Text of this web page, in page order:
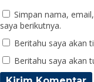
Simpan nama,
saya berikutnya.
Beritahu saya akan
Beritahu saya akan